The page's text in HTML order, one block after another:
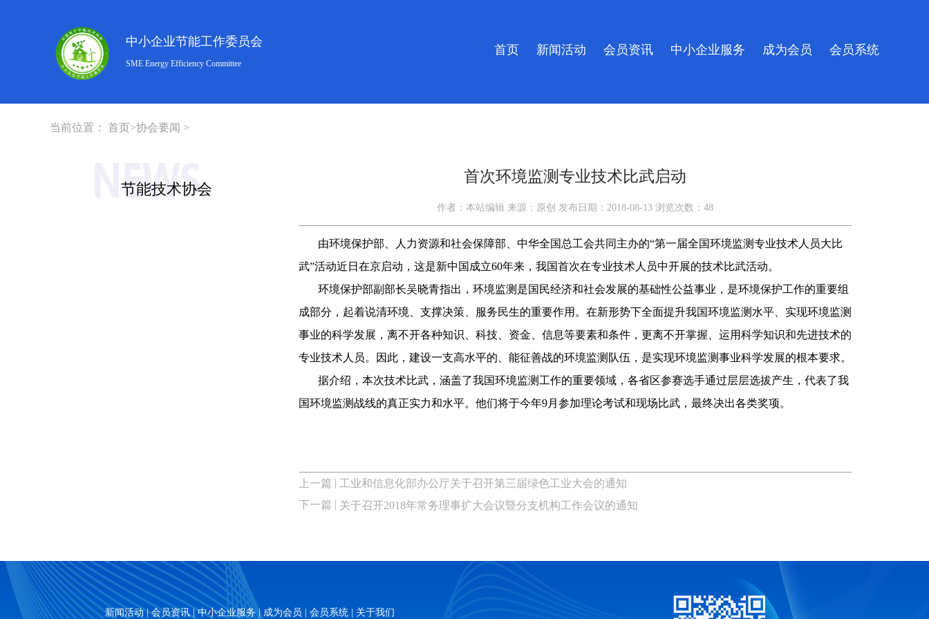
中小企业节能工作委员会
SME Energy Efficiency Committee
首页 新闻活动 会员资讯 中小企业服务 成为会员 会员系统
当前位置： 首页>协会要闻 >
节能技术协会
首次环境监测专业技术比武启动
作者： 本站编辑 来源： 原创 发布日期： 2018-08-13 浏览次数： 48
由环境保护部、人力资源和社会保障部、中华全国总工会共同主办的“第一届全国环境监测专业技术人员大比
武”活动近日在京启动，这是新中国成立60年来，我国首次在专业技术人员中开展的技术比武活动。
环境保护部副部长吴晓青指出，环境监测是国民经济和社会发展的基础性公益事业，是环境保护工作的重要组
成部分，起着说清环境、支撑决策、服务民生的重要作用。在新形势下全面提升我国环境监测水平、实现环境监测
事业的科学发展，离不开各种知识、科技、资金、信息等要素和条件，更离不开掌握、运用科学知识和先进技术的
专业技术人员。因此，建设一支高水平的、能征善战的环境监测队伍，是实现环境监测事业科学发展的根本要求。
据介绍，本次技术比武，涵盖了我国环境监测工作的重要领域，各省区参赛选手通过层层选拔产生，代表了我
国环境监测战线的真正实力和水平。他们将于今年9月参加理论考试和现场比武，最终决出各类奖项。
上一篇 | 工业和信息化部办公厅关于召开第三届绿色工业大会的通知
下一篇 | 关于召开2018年常务理事扩大会议暨分支机构工作会议的通知
新闻活动|会员资讯 |中小企业服务 | 成为会员 | 会员系统 | 关于我们